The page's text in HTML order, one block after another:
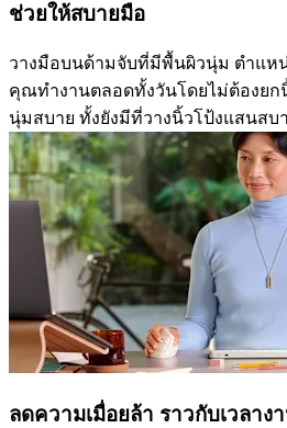
ช่วยให้สบายมือ
วางมือบนด้ามจับที่มีพื้นผิวนุ่ม ตำแห
คุณทำงานตลอดทั้งวันโดยไม่ต้องยก
นุ่มสบาย ทั้งยังมีที่วางนิ้วโป้งแสนสบ
ลดความเมื่อยล้า ราวกับเวลาง